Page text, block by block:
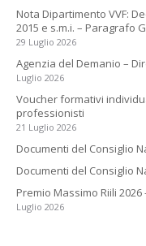
Nota Dipartimento VVF:
2015 e s.m.i. – Paragrafo
29 Luglio 2026
Agenzia del Demanio –
Luglio 2026
Voucher formativi
professionisti
21 Luglio 2026
Documenti del Consiglio
Documenti del Consiglio
Premio Massimo Riili
Luglio 2026